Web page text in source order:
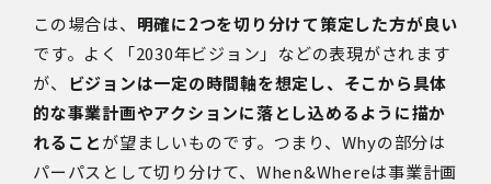
この場合は、 明確に2つを切り分けて策定した方が良い
です。よく「2030年ビジョン」などの表現がされます
が、
ビジョンは一定の時間軸を想定し、そこから具体
的な事業計画やアクションに落とし込めるように描か
れることが望ましいものです。 つまり、Whyの部分は
パーパスとして切り分けて、When&Whereは事業計画